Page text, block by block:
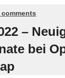
comments
–
bei